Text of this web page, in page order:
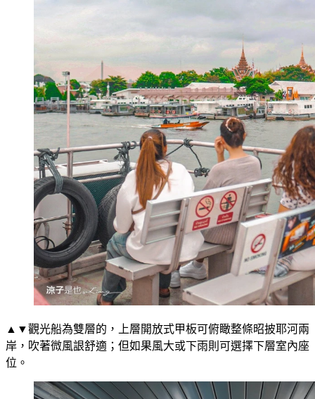
▲▼觀光船為雙層的，上層開放式甲板可俯瞰整條昭披耶河兩
岸，吹著微風詪舒適；但如果風大或下雨則可選擇下層室內座
位。